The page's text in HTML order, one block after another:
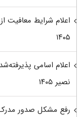
اعلام شرایط معافیت
۱۴۰۵
اعلام اسامی
نصیر ۱۴۰۵
رفع مشکل صدور مدرک